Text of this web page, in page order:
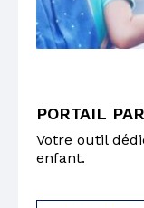
PORTAIL
Votre outil
enfant.